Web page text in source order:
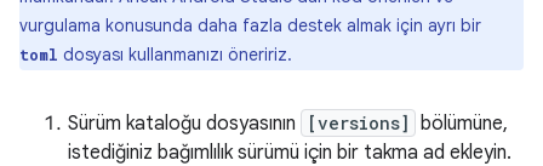
vurgulama konusunda daha fazla destek almak için ayrı bir
toml dosyası kullanmanızı öneririz.
Sürüm kataloğu dosyasının [versions] bölümüne,
istediğiniz bağımlılık sürümü için bir takma ad ekleyin.